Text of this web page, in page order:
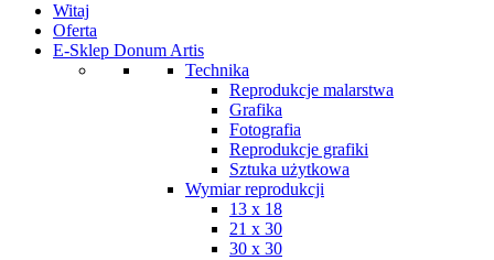
Witaj
Oferta
E-Sklep Donum Artis
Technika
Reprodukcje malarstwa
Grafika
Fotografia
Reprodukcje grafiki
Sztuka użytkowa
Wymiar reprodukcji
13 x 18
21 x 30
30 x 30